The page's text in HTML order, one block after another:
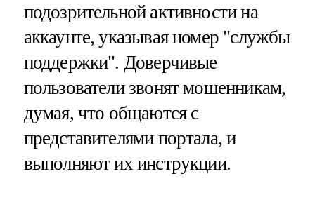
подозрительной активности на
аккаунте, указывая номер "службы
поддержки". Доверчивые
пользователи звонят мошенникам,
думая, что общаются с
представителями портала, и
выполняют их инструкции.